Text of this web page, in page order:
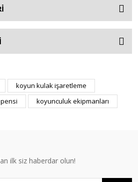
koyun kulak işaretleme
koyunculuk ekipmanları
ilk siz haberdar olun!